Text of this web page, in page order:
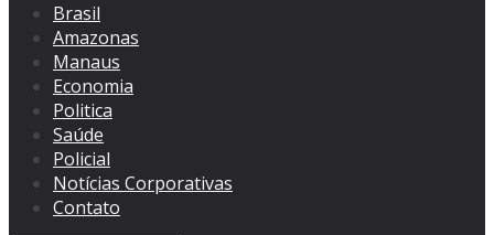
Brasil
Amazonas
Manaus
Economia
Politica
Saúde
Policial
Notícias Corporativas
Contato